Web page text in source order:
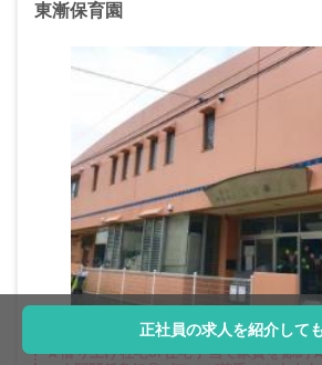
東漸保育園
★借り上げ社宅or住宅手当で家賃を節約
正社員の求人を紹介して